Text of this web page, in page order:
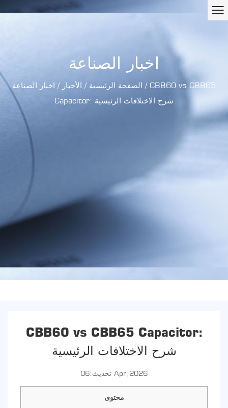
اخبار الصناعة
الصفحة الرئيسية / الأخبار / اخبار الصناعة / CBB60 vs CBB65
Capacitor: شرح الاختلافات الرئيسية
CBB60 vs CBB65 Capacitor:
شرح الاختلافات الرئيسية
تحديث:06 Apr,2026
محتوى